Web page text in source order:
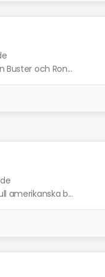
Buster och Ron...
amerikanska b...